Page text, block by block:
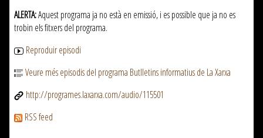
ALERTA:Aquest programa ja no està en emissió, i es possible que ja no es
trobin els fitxers del programa.
Reproduir episodi
Veure més episodis del programa Butlletins informatius de La Xarxa
http://programes.laxarxa.com/audio/115501
RSS feed